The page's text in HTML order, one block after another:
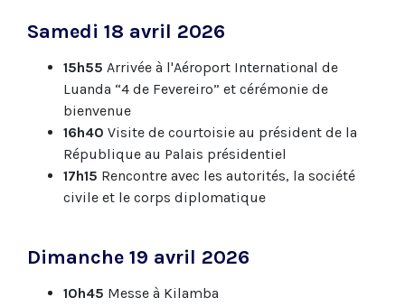
Samedi 18 avril 2026
15h55 Arrivée à l'Aéroport International de
Luanda “4 de Fevereiro” et cérémonie de
bienvenue
16h40 Visite de courtoisie au président de la
République au Palais présidentiel
17h15 Rencontre avec les autorités, la société
civile et le corps diplomatique
Dimanche 19 avril 2026
10h45 Messe à Kilamba